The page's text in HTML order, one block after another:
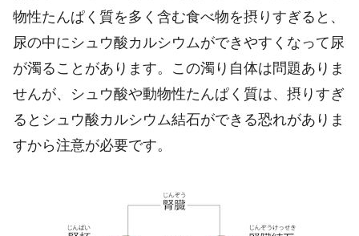
物性たんぱく質を多く含む食べ物を摂りすぎると、
尿の中にシュウ酸カルシウムができやすくなって尿
が濁ることがあります。この濁り自体は問題ありま
せんが、シュウ酸や動物性たんぱく質は、摂りすぎ
るとシュウ酸カルシウム結石ができる恐れがありま
すから注意が必要です。